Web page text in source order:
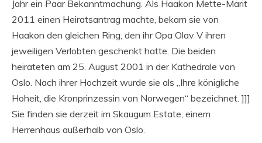
Jahr ein Paar Bekanntmachung. Als Haakon Mette-Marit
2011 einen Heiratsantrag machte, bekam sie von
Haakon den gleichen Ring, den ihr Opa Olav V ihren
jeweiligen Verlobten geschenkt hatte. Die beiden
heirateten am 25. August 2001 in der Kathedrale von
Oslo. Nach ihrer Hochzeit wurde sie als „Ihre königliche
Hoheit, die Kronprinzessin von Norwegen“ bezeichnet. ]]]
Sie finden sie derzeit im Skaugum Estate, einem
Herrenhaus außerhalb von Oslo.